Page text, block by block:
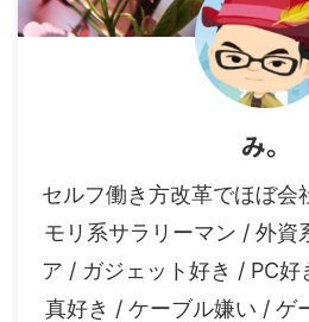
み。
セルフ働き方改革でほぼ会
モリ系サラリーマン / 外資
ア / ガジェット好き / PC
真好き / ケーブル嫌い / ゲ